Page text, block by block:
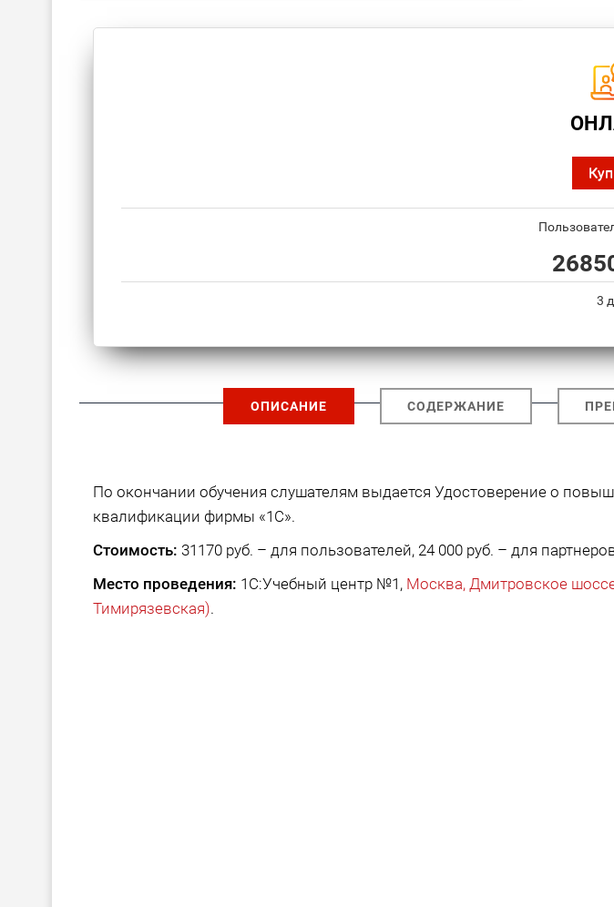
3
ОПИСАНИЕ СОДЕРЖАНИЕ
По окончании обучения слушателям выдается Удостоверение о
квалификации фирмы «1С».
Стоимость: 31170 руб. – для пользователей, 24 000 руб. – для
Место проведения: 1С:Учебный центр №1, Москва, Дмитровское
Тимирязевская).